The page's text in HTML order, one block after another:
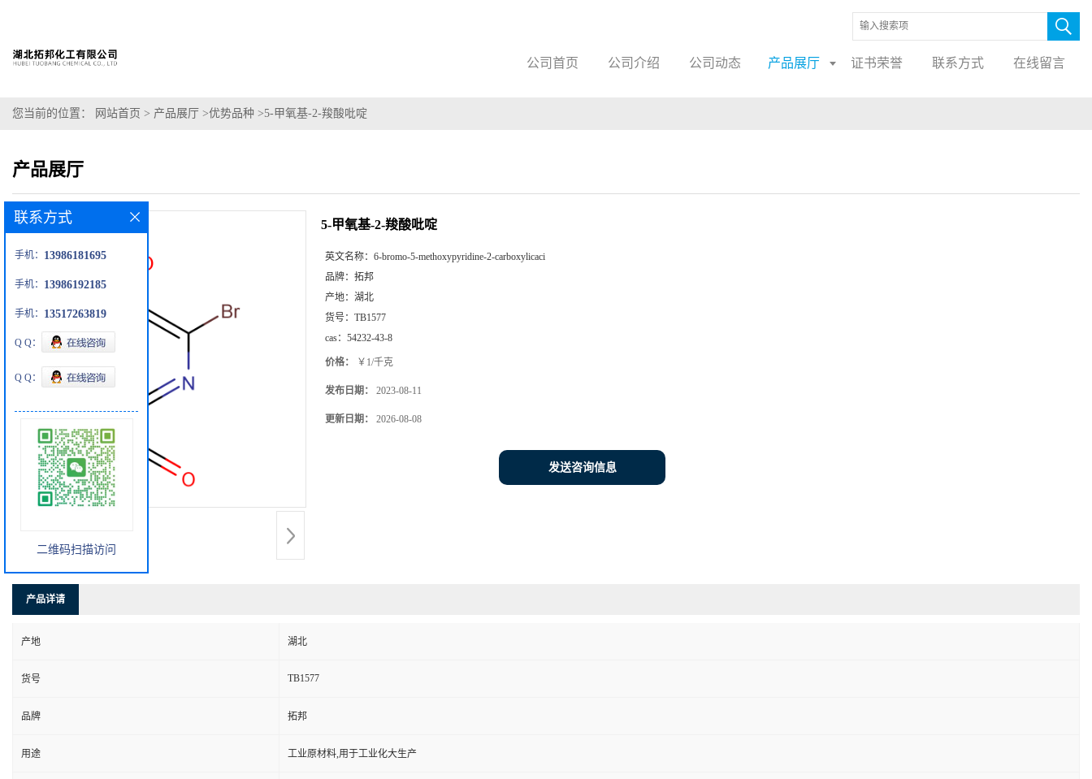
公司首页 公司介绍 公司动态 产品展厅 证书荣誉 联系方式 在线留言
您当前的位置： 网站首页 > 产品展厅 >优势品种 >5-甲氧基-2-羧酸吡啶
产品展厅
5-甲氧基-2-羧酸吡啶
英文名称： 6-bromo-5-methoxypyridine-2-carboxylicaci
品牌： 拓邦
产地： 湖北
货号： TB1577
cas： 54232-43-8
价格： ￥1/千克
发布日期： 2023-08-11
更新日期： 2026-08-08
发送咨询信息
产品详请
产地 湖北
货号 TB1577
品牌 拓邦
用途 工业原材料,用于工业化大生产
联系方式
手机： 13986181695
手机： 13986192185
手机： 13517263819
Q Q：
Q Q：
二维码扫描访问